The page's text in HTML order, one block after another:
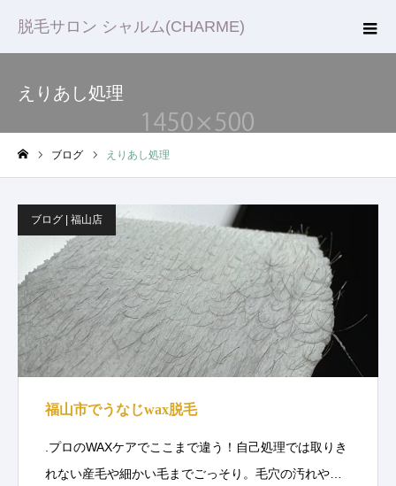
脱毛サロン シャルム(CHARME)
えりあし処理
ブログ えりあし処理
ブログ | 福山店
福山市でうなじwax脱毛
.プロのWAXケアでここまで違う！自己処理では取りき
れない産毛や細かい毛までごっそり。毛穴の汚れや…